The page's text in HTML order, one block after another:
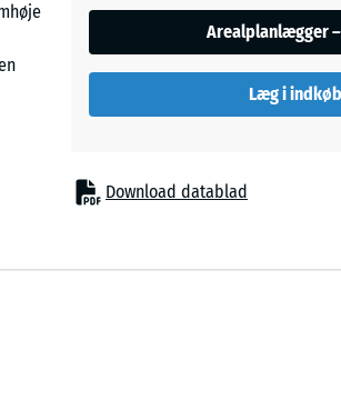
Grå
Mørkegrå
granit
Arealplanlægger
Læg i
Download datablad